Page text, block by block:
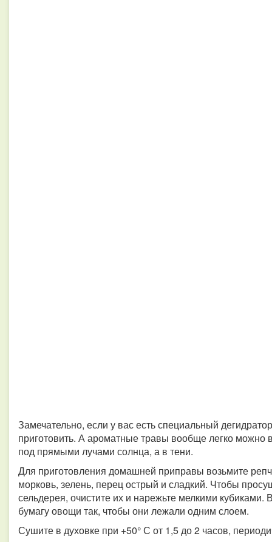
Замечательно, если у вас есть специальный
приготовить. А ароматные травы вообще легко можно
под прямыми лучами солнца, а в тени.
Для приготовления домашней приправы возьмите
морковь, зелень, перец острый и сладкий. Чтобы
сельдерея, очистите их и нарежьте мелкими
бумагу овощи так, чтобы они лежали одним слоем.
Сушите в духовке при +50° С от 1,5 до 2 часов,